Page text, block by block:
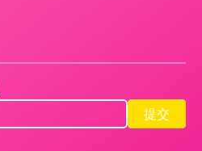
提交
提交